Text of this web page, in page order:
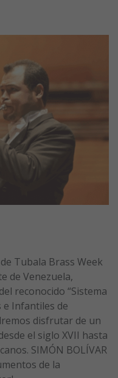
Tubala Brass Week
de Venezuela,
reconocido “Sistema
e Infantiles de
disfrutar de un
el siglo XVII hasta
SIMÓN BOLÍVAR
de la